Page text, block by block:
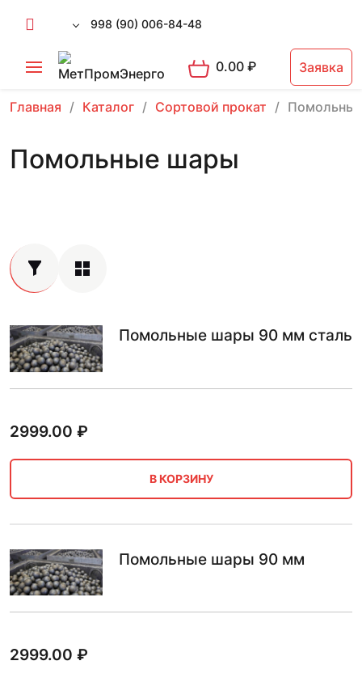
998 (90) 006-84-48
0.00₽ Заявка
Главная Каталог Сортовой прокат
Помольные шары
Помольные шары 90 мм сталь
2999.00 ₽
В КОРЗИНУ
Помольные шары 90 мм
2999.00 ₽